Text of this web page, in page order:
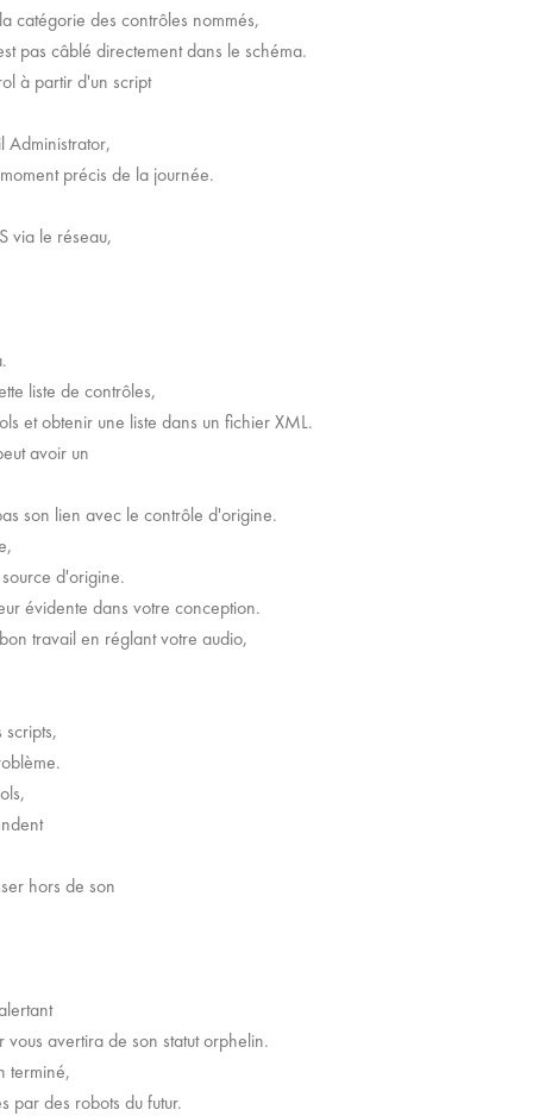
catégorie des contrôles nommés,
pas câblé directement dans le schéma.
à partir d'un script
Administrator,
précis de la journée.
via le réseau,
liste de contrôles,
et obtenir une liste dans un fichier XML.
avoir un
son lien avec le contrôle d'origine.
d'origine.
évidente dans votre conception.
travail en réglant votre audio,
hors de son
avertira de son statut orphelin.
terminé,
par des robots du futur.